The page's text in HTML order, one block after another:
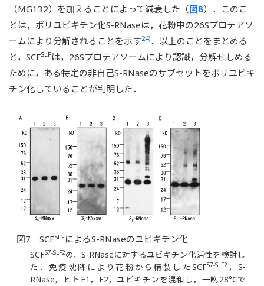
（MG132）を加えることによって減衰した（図8）．このこ
とは，ポリユビキチン化S-RNaseは，花粉中の26Sプロテアソ
ームにより分解されることを示す24)．以上のことをまとめる
と，SCFSLFは，26Sプロテアソームにより認識，分解せしめる
ために，ある特定の非自己S-RNaseのサブセットをポリユビキ
チン化していることが判明した．
図7 SCFSLFによるS-RNaseのユビキチン化
SCFS7-SLF2の，S-RNaseに対するユビキチン化活性を検討し
た．免疫沈降により花粉から精製したSCFS7-SLF2，S-
RNase，ヒトE1，E2，ユビキチンを混和し，一晩28°Cで